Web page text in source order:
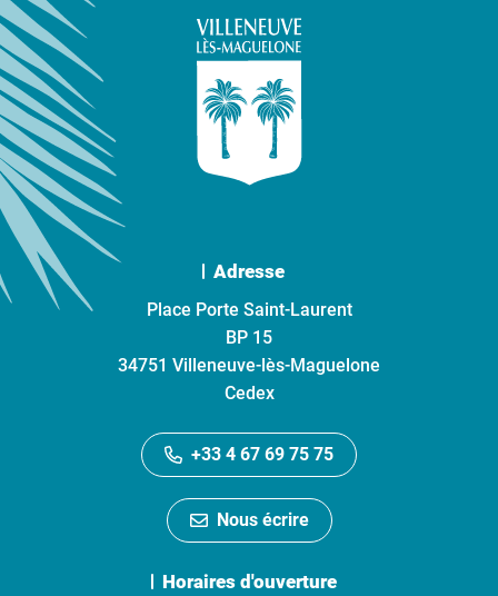
Adresse
Place Porte Saint-Laurent
BP 15
34751 Villeneuve-lès-Maguelone
Cedex
+33 4 67 69 75 75
Nous écrire
Horaires d'ouverture